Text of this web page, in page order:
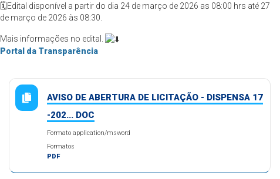
🗓️Edital disponível a partir do dia 24 de março de 2026 as 08:00 hrs até 27
de março de 2026 às 08:30.
Mais informações no edital.
Portal da Transparência
AVISO DE ABERTURA DE LICITAÇÃO - DISPENSA 17
-202... DOC
Formato application/msword
Formatos
PDF